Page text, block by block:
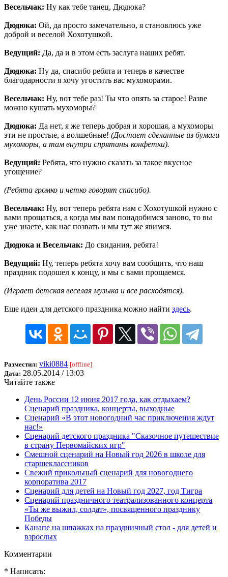
Весельчак: Ну как тебе танец, Дюдюка?
Дюдюка: Ой, да просто замечательно, я становлюсь уже
доброй и веселой Хохотушкой.
Ведущий: Да, да и в этом есть заслуга наших ребят.
Дюдюка: Ну да, спасибо ребята и теперь в качестве
благодарности я хочу угостить вас мухоморами.
Весельчак: Ну, вот тебе раз! Ты что опять за старое! Разве
можно кушать мухоморы?
Дюдюка: Да нет, я же теперь добрая и хорошая, а мухоморы
эти не простые, а волшебные! (Достает сделанные из бумаги
мухоморы, а там внутри спрятаны конфетки).
Ведущий: Ребята, что нужно сказать за такое вкусное
угощение?
(Ребята громко и четко говорят спасибо).
Весельчак: Ну, вот теперь ребята нам с Хохотушкой нужно с
вами прощаться, а когда мы вам понадобимся заново, то вы
уже знаете, как нас позвать и мы тут же явимся.
Дюдюка и Весельчак: До свидания, ребята!
Ведущий: Ну, теперь ребята хочу вам сообщить, что наш
праздник подошел к концу, и мы с вами прощаемся.
(Играет детская веселая музыка и все расходятся).
Еще идеи для детского праздника можно найти здесь.
Разместил: viki0884 [offline]
Дата: 28.05.2014 / 13:03
Читайте также
День России 12 июня 2017 года, как отдыхаем?
Сценарий праздника, концерты, выходные
Сценарий «В этот новогодний час приключения ждут
нас!»
Сценарий детского праздника "Сказочное путешествие
в страну Первомайских игр"
Смешной сценарий на Новый год 2026 в школе для
старшеклассников
Свежий прикольный сценарий для новогоднего
корпоратива 2017
Сценарий для детей на Новый год 2027, год Тигра
Сценарий праздничного театрализованного концерта
«Ты же выжил, солдат», посвященного празднику
Победы
Канапе на шпажках на праздничный стол - для детей и
взрослых
Комментарии
* Написать: